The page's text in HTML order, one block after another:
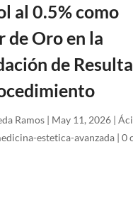
al 0.5% como
de Oro en la
de
Ramos| May 11, 2026|
estetica-avanzada| 0